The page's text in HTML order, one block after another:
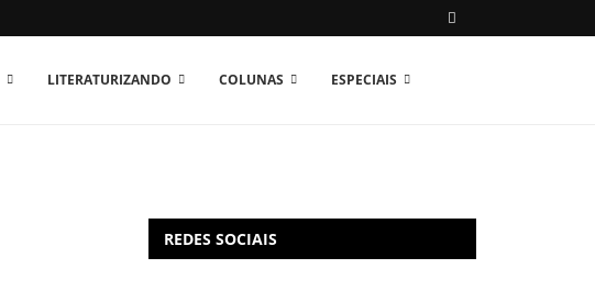
LITERATURIZANDO COLUNAS ESPECIAIS
REDES SOCIAIS